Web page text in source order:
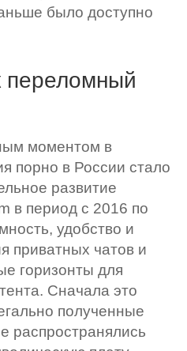
было доступно
переломный
моментом в
порно в России стало
развитие
в период с 2016 по
удобство и
приватных чатов и
горизонты для
Сначала это
полученные
распространялись